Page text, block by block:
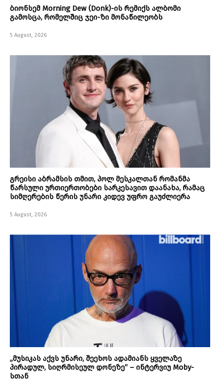
ბიონსემ Morning Dew (Donk)-ის რემიქს ალბომი
გამოსცა, რომელშიც ჯეი-ზი მონაწილეობს
5 August, 2026
გრეისი აბრამსის თმით, პოლ მესკალთან რომანმა
წარსული ურთიერთობები სარკესავით დაანახა, რამაც
სიმღერების წერის უნარი კიდევ უფრო გაუძლიერა
5 August, 2026
„მუსიკას აქვს უნარი, შეეხოს ადამიანს ყველაზე
პირადულ, სიღრმისეულ დონეზე” – ინტერვიუ Moby-
სთან